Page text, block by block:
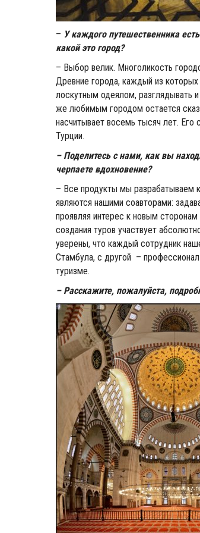
– У каждого путешественника
какой это город?
– Выбор велик. Многоликость
Древние города, каждый из
лоскутным одеялом, разглядывать
же любимым городом остается
насчитывает восемь тысяч лет.
Турции.
– Поделитесь с нами, как вы
черпаете вдохновение?
– Все продукты мы разрабатываем
являются нашими соавторами:
проявляя интерес к новым
создания туров участвует
уверены, что каждый сотрудник
Стамбула, с другой –
туризме.
– Расскажите, пожалуйста,